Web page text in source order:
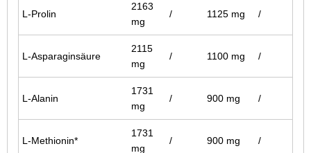
L-Prolin
2163
mg
/ 1125 mg /
L-Asparaginsäure
2115
mg
/ 1100 mg /
L-Alanin
1731
mg
/ 900 mg /
L-Methionin*
1731
mg
/ 900 mg /